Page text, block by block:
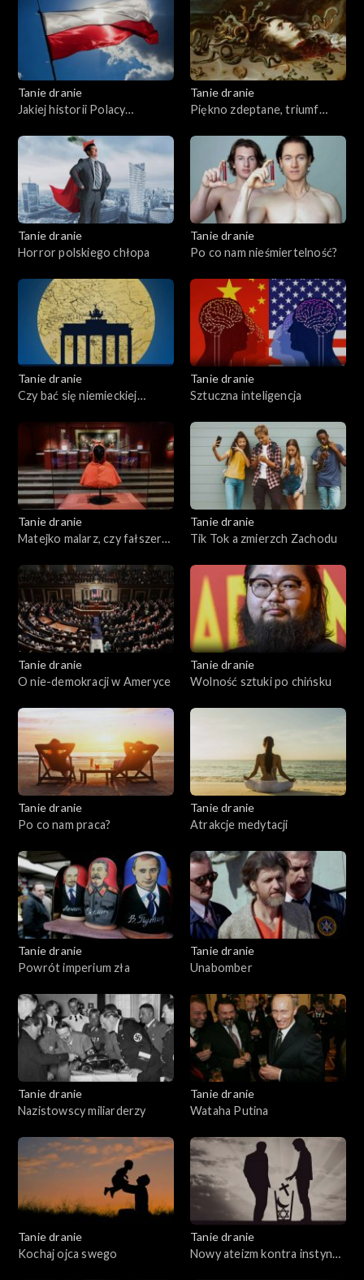
Tanie dranie
Jakiej historii Polacy
Tanie dranie
Piękno zdeptane, triumf
Tanie dranie
Horror polskiego chłopa
Tanie dranie
Po co nam nieśmiertelność?
Tanie dranie
Czy bać się niemieckiej
Tanie dranie
Sztuczna inteligencja
Tanie dranie
Matejko malarz, czy fałszerz
Tanie dranie
Tik Tok a zmierzch Zachodu
Tanie dranie
O nie-demokracji w Ameryce
Tanie dranie
Wolność sztuki po chińsku
Tanie dranie
Po co nam praca?
Tanie dranie
Atrakcje medytacji
Tanie dranie
Powrót imperium zła
Tanie dranie
Unabomber
Tanie dranie
Nazistowscy miliarderzy
Tanie dranie
Wataha Putina
Tanie dranie
Kochaj ojca swego
Tanie dranie
Nowy ateizm kontra instynkt